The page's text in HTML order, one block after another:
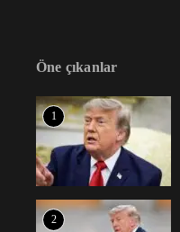
Öne çıkanlar
1
2